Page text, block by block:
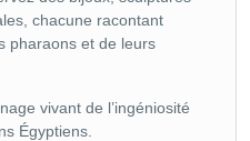
chacune racontant
pharaons et de leurs
vivant de l’ingéniosité
Égyptiens.